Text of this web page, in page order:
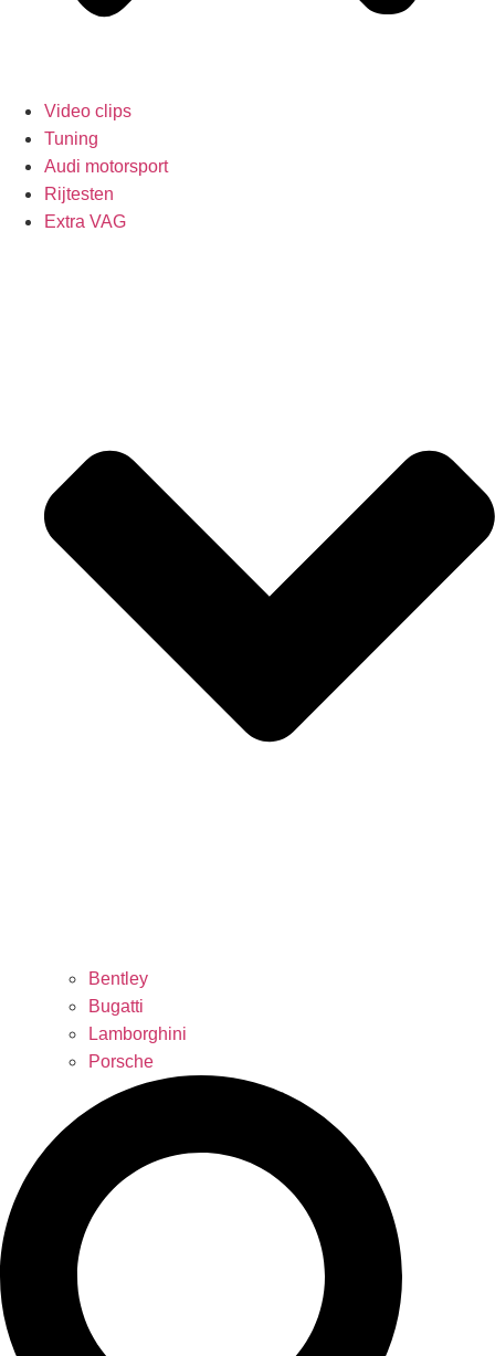
Video clips
Tuning
Audi motorsport
Rijtesten
Extra VAG
Bentley
Bugatti
Lamborghini
Porsche